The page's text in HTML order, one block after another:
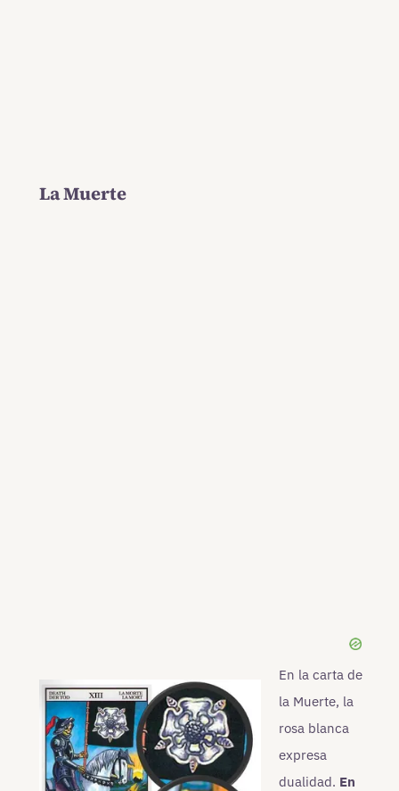
La Muerte
En la carta de
la Muerte, la
rosa blanca
expresa
dualidad. En